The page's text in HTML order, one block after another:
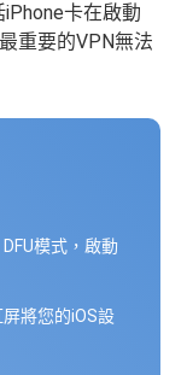
卡在啟動
重要的VPN無法
模式，啟動
將您的iOS設